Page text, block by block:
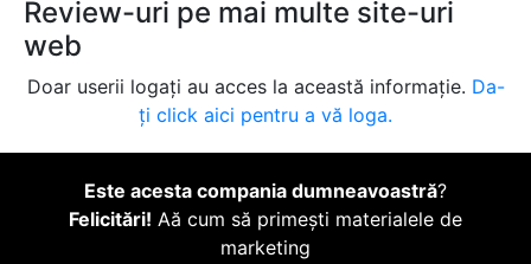
Review-uri pe mai multe site-uri
web
Doar userii logați au acces la această informație. Da-
ți click aici pentru a vă loga.
Este acesta compania dumneavoastră?
Felicitări! Aă cum să primești materialele de
marketing